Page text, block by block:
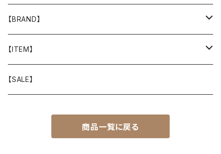
【BRAND】
山と道
T-SHIRT
迷迭香
【ITEM】
WEAR
【SALE】
商品一覧に戻る